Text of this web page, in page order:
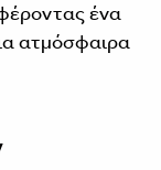
ένα
ατμόσφαιρα